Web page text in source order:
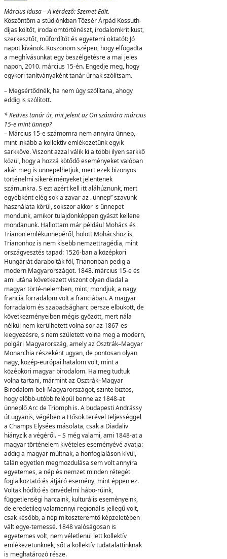
Március idusa – A kérdező: Szemet Edit.
Köszöntöm a stúdiónkban Tőzsér Árpád Kossuth-
díjas költőt, irodalomtörténészt, irodalomkritikust,
szerkesztőt, műfordítót és egyetemi oktatót: Jó
napot kívánok. Köszönöm szépen, hogy elfogadta
a meghívásunkat egy beszélgetésre a mai jeles
napon, 2010. március 15-én. Engedje meg, hogy
egykori tanítványaként tanár úrnak szólítsam.
– Megsértődnék, ha nem úgy szólítana, ahogy
eddig is szólított.
* Kedves tanár úr, mit jelent az Ön számára március
15-e mint ünnep?
– Március 15-e számomra nem annyira ünnep,
mint inkább a kollektív emlékezetünk egyik
sarkköve. Viszont azzal válik ki a többi ilyen sarkkő
közül, hogy a hozzá kötődő eseményeket valóban
akár meg is ünnepelhetjük, mert ezek bizonyos
történelmi sikerélményeket jelentenek
számunkra. S ezt azért kell itt aláhúznunk, mert
egyébként elég sok a zavar az „ünnep” szavunk
használata körül, sokszor akkor is ünnepet
mondunk, amikor tulajdonképpen gyászt kellene
mondanunk. Hallottam már például Mohács és
Trianon emlékünnepéről, holott Mohácshoz is,
Trianonhoz is nem kisebb nemzettragédia, mint
országvesztés tapad: 1526-ban a középkori
Hungáriát darabolták föl, Trianonban pedig a
modern Magyarországot. 1848. március 15-e és
ami utána következett viszont olyan diadal a
magyar törté-nelemben, mint, mondjuk, a nagy
francia forradalom volt a franciában. A magyar
forradalom és szabadságharc persze elbukott, de
következményeiben mégis győzött, mert nála
nélkül nem kerülhetett volna sor az 1867-es
kiegyezésre, s nem született volna meg a modern,
polgári Magyarország, amely az Osztrák–Magyar
Monarchia részeként ugyan, de pontosan olyan
nagy, közép-európai hatalom volt, mint a
középkori magyar birodalom. Ha meg tudtuk
volna tartani, mármint az Osztrák–Magyar
Birodalom-beli Magyarországot, szinte biztos,
hogy előbb-utóbb felépül benne az 1848-at
ünneplő Arc de Triomph is. A budapesti Andrássy
út ugyanis, végében a Hősök terével teljességgel
a Champs Elysées másolata, csak a Diadalív
hiányzik a végéről. – S még valami, ami 1848-at a
magyar történelem kivételes eseményévé avatja:
addig a magyar múltnak, a honfoglaláson kívül,
talán egyetlen megmozdulása sem volt annyira
egyetemes, a nép és nemzet minden rétegét
foglalkoztató és átjáró esemény, mint éppen ez.
Voltak hódító és önvédelmi hábo-rúink,
függetlenségi harcaink, kulturális eseményeink,
de eredetileg valamennyi regionális jellegű volt,
csak később, a nép mítoszteremtő képzeletében
vált egye-temessé. 1848 valóságosan is
egyetemes volt, nem véletlenül lett kollektív
emlékezetünknek, sőt a kollektív tudatalattinknak
is meghatározó része.